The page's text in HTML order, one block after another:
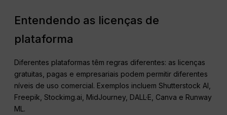
Entendendo as licenças de
plataforma
Diferentes plataformas têm regras diferentes: as licenças
gratuitas, pagas e empresariais podem permitir diferentes
níveis de uso comercial. Exemplos incluem Shutterstock AI,
Freepik, Stockimg.ai, MidJourney, DALL·E, Canva e Runway
ML.